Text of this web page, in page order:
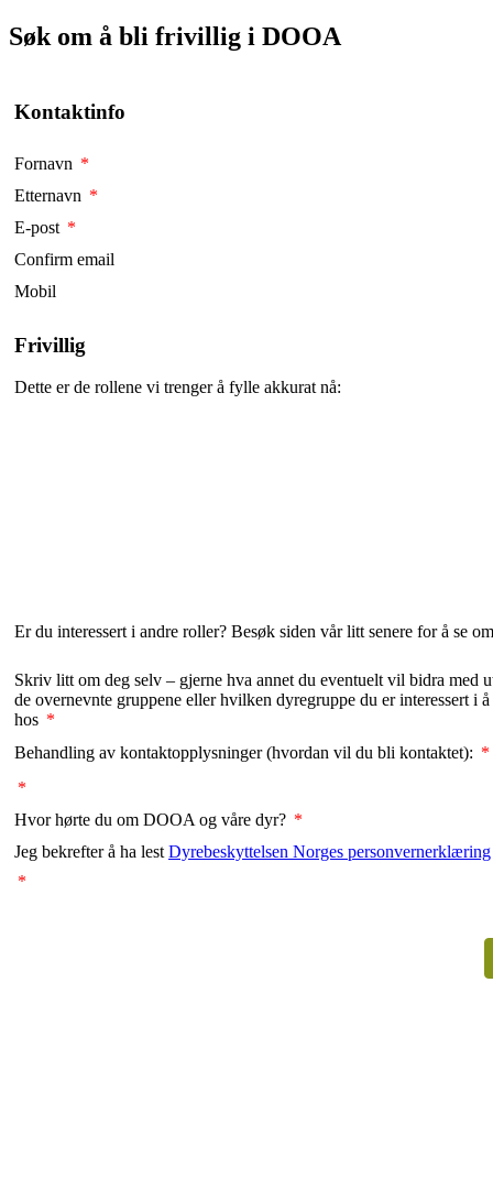
Søk om å bli frivillig i DOOA
Kontaktinfo
Fornavn *
Etternavn *
E-post *
Confirm email
Mobil
Frivillig
Dette er de rollene vi trenger å fylle akkurat nå:
Er du interessert i andre roller? Besøk siden vår litt senere for å se
Skriv litt om deg selv – gjerne hva annet du eventuelt vil bidra med
de overnevnte gruppene eller hvilken dyregruppe du er interessert i
hos *
Behandling av kontaktopplysninger (hvordan vil du bli kontaktet): *
*
Hvor hørte du om DOOA og våre dyr? *
Jeg bekrefter å ha lest Dyrebeskyttelsen Norges personvernerklæring
*